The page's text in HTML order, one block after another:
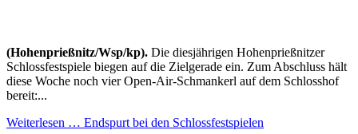
(Hohenprießnitz/Wsp/kp). Die diesjährigen Hohenprießnitzer
Schlossfestspiele biegen auf die Zielgerade ein. Zum Abschluss hält
diese Woche noch vier Open-Air-Schmankerl auf dem Schlosshof
bereit:...
Weiterlesen … Endspurt bei den Schlossfestspielen